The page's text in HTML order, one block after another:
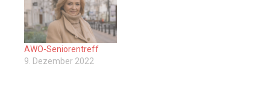
AWO-Seniorentreff
9. Dezember 2022